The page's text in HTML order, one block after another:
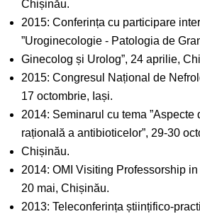
Chișinău.
2015: Conferința cu participare
”Uroginecologie - Patologia de
Ginecolog și Urolog”, 24 aprilie,
2015: Congresul Național de
17 octombrie, Iași.
2014: Seminarul cu tema ”Aspecte
rațională a antibioticelor”, 29-30
Chișinău.
2014: OMI Visiting Professorship
20 mai, Chișinău.
2013: Teleconferința științifico-